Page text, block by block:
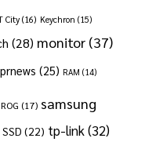
City (16) Keychron (15)
(28) monitor (37)
prnews (25) RAM (14)
ROG (17) samsung
SSD (22) tp-link(32)